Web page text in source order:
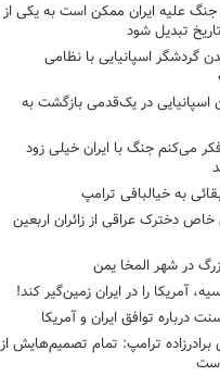
جنگ علیه ایران ممکن است به یکی از
تبدیل شود
گردشگر اسپانیایی با نظامی
اسپانیایی در یک‌قدمی بازگشت به
می‌کنم جنگ با ایران خیلی زود
به خیالبافی ترامپ
خاص دخترک عراقی از زائران اربعین
در شهر المخا یمن
آمریکا را در ایران زمین‌گیر کند!
درباره توافق ایران و آمریکا
برادرزاده ترامپ: تمام تصمیم‌هایش از